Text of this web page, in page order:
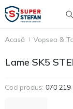
Acasă Vopsea &
Lame SK5
Cod produs: 070 219